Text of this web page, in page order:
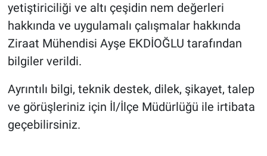
yetiştiriciliği ve altı çeşidin nem değerleri
hakkında ve uygulamalı çalışmalar hakkında
Ziraat Mühendisi Ayşe EKDİOĞLU tarafından
bilgiler verildi.
Ayrıntılı bilgi, teknik destek, dilek, şikayet, talep
ve görüşleriniz için İl/İlçe Müdürlüğü ile irtibata
geçebilirsiniz.